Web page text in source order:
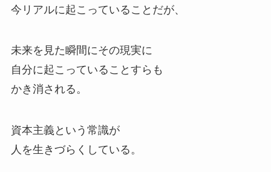
今リアルに起こっていることだが、
未来を見た瞬間にその現実に
自分に起こっていることすらも
かき消される。
資本主義という常識が
人を生きづらくしている。